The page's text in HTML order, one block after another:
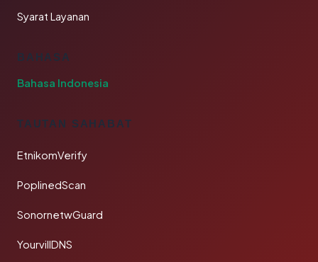
Syarat Layanan
BAHASA
Bahasa Indonesia
TAUTAN SAHABAT
EtnikomVerify
PoplinedScan
SonornetwGuard
YourvillDNS